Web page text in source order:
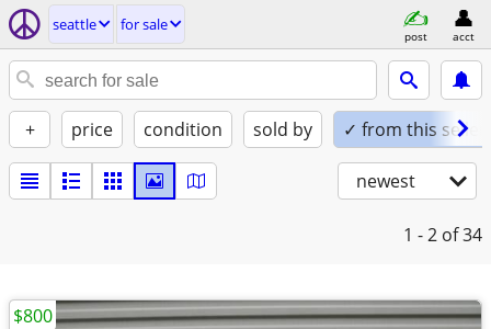
seattle for sale
post acct
+ price condition sold by ✓ from this seller
newest
1 - 2 of 34
$800